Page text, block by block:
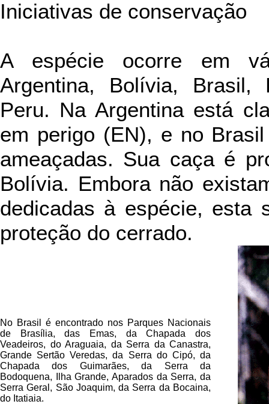
Iniciativas de conservação
A espécie ocorre em
Argentina, Bolívia, Brasil,
Peru. Na Argentina está
em perigo (EN), e no
ameaçadas. Sua caça é
Bolívia. Embora não
dedicadas à espécie, esta
proteção do cerrado.
No Brasil é encontrado nos Parques Nacionais
de Brasília, das Emas, da Chapada dos
Veadeiros, do Araguaia, da Serra da Canastra,
Grande Sertão Veredas, da Serra do Cipó, da
Chapada dos Guimarães, da Serra da
Bodoquena, Ilha Grande, Aparados da Serra, da
Serra Geral, São Joaquim, da Serra da Bocaina,
do Itatiaia.